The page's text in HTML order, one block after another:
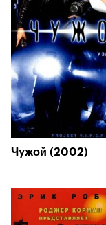
Чужой (2002)